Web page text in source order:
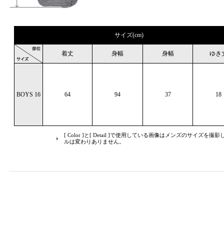
サイズ(cm)
着丈 身幅 身幅 ゆき
BOYS 16 64 94 37 18
[ Color ]と[ Detail ]で使用している画像はメンズのサイズを撮影
ルは変わりありません。